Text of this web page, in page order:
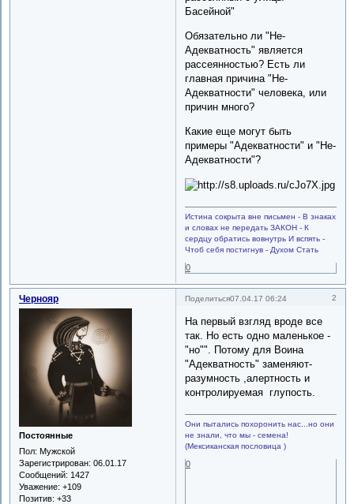
Басейной"
Обязательно ли "Не-
Адекватность" является
рассеянностью? Есть ли
главная причина "Не-
Адекватности" человека, или
причин много?
Какие еще могут быть
примеры "Адекватности" и "Не-
Адекватности"?
Истина сокрыта вне письмен - В знаках
и словах не передать ЗАКОН - К
сердцу обратись вовнутрь И вспять -
Чтоб себя постигнув - Духом Стать
0
Поделиться 2
07.04.17 06:24
Чернояр
Постоянные
Пол: Мужской
Зарегистрирован: 06.01.17
Сообщений: 1427
Уважение: +109
Позитив: +33
На первый взгляд вроде все
так. Но есть одно маленькое -
"но"". Потому для Воина
"Адекватность" заменяют-
разумность ,алертность и
контролируемая глупость.
Они пытались похоронить нас...но они
не знали, что мы - семена!
(Мексиканская пословица )
0